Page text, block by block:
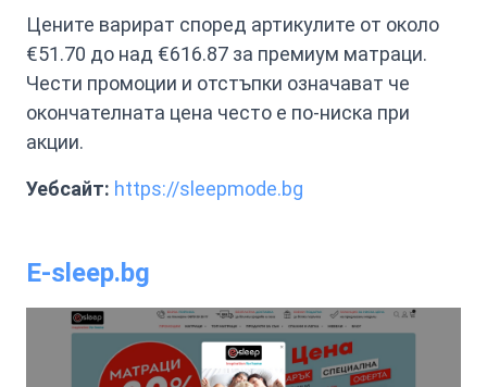
Цените варират според артикулите от около
€51.70 до над €616.87 за премиум матраци.
Чести промоции и отстъпки означават че
окончателната цена често е по-ниска при
акции.
Уебсайт: https://sleepmode.bg
E-sleep.bg